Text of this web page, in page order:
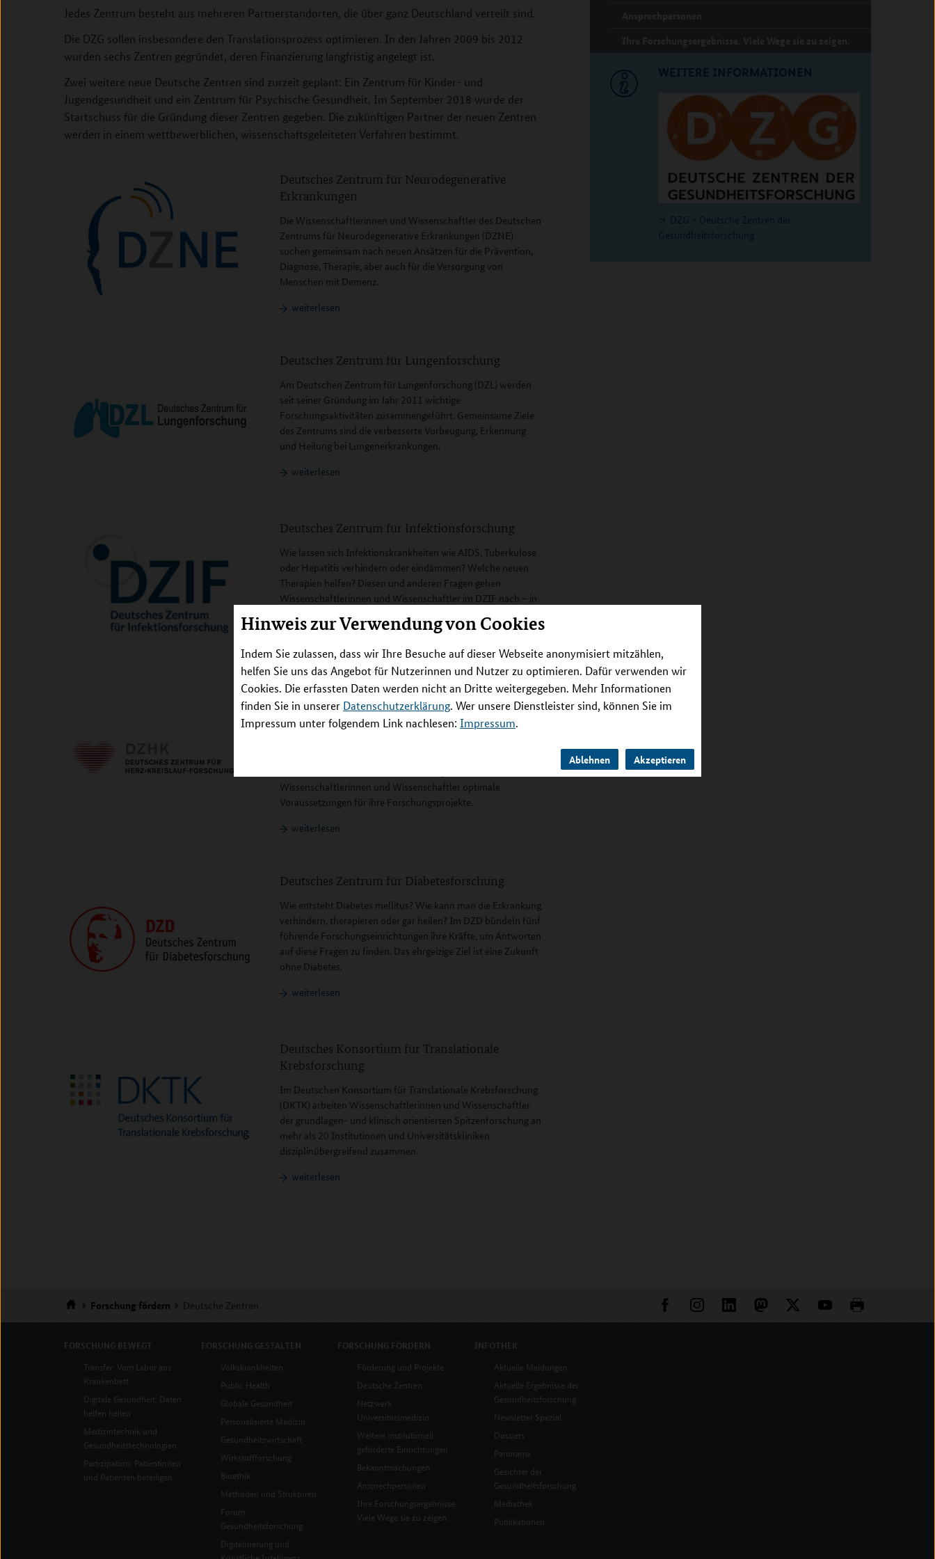
Hinweis zur Verwendung von Cookies
Indem Sie zulassen, dass wir Ihre Besuche auf dieser Webseite anonymisiert mitzählen,
helfen Sie uns das Angebot für Nutzerinnen und Nutzer zu optimieren. Dafür verwenden wir
Cookies. Die erfassten Daten werden nicht an Dritte weitergegeben. Mehr Informationen
finden Sie in unserer Datenschutzerklärung. Wer unsere Dienstleister sind, können Sie im
Impressum unter folgendem Link nachlesen: Impressum.
Ablehnen Akzeptieren
Jedes Zentrum besteht aus mehreren Partnerstandorten, die über ganz Deutschland verteilt sind.
Die DZG sollen insbesondere den Translationsprozess optimieren. In den Jahren 2009 bis 2012
wurden sechs Zentren gegründet, deren Finanzierung langfristig angelegt ist.
Zwei weitere neue Deutsche Zentren sind zurzeit geplant: Ein Zentrum für Kinder- und
Jugendgesundheit und ein Zentrum für Psychische Gesundheit. Im September 2018 wurde der
Startschuss für die Gründung dieser Zentren gegeben. Die zukünftigen Partner der neuen Zentren
werden in einem wettbewerblichen, wissenschaftsgeleiteten Verfahren bestimmt.
Deutsches Zentrum für Neurodegenerative
Erkrankungen
Die Wissenschaftlerinnen und Wissenschaftler des Deutschen
Zentrums für Neurodegenerative Erkrankungen (DZNE)
suchen gemeinsam nach neuen Ansätzen für die Prävention,
Diagnose, Therapie, aber auch für die Versorgung von
Menschen mit Demenz.
weiterlesen
Deutsches Zentrum für Lungenforschung
Am Deutschen Zentrum für Lungenforschung (DZL) werden
seit seiner Gründung im Jahr 2011 wichtige
Forschungsaktivitäten zusammengeführt. Gemeinsame Ziele
des Zentrums sind die verbesserte Vorbeugung, Erkennung
und Heilung bei Lungenerkrankungen.
weiterlesen
Deutsches Zentrum für Infektionsforschung
Wie lassen sich Infektionskrankheiten wie AIDS, Tuberkulose
oder Hepatitis verhindern oder eindämmen? Welche neuen
Therapien helfen? Diesen und anderen Fragen gehen
Wissenschaftlerinnen und Wissenschaftler im DZIF nach – in
Das Deutsche Zentrum für Herz-Kreislauf-
Forschung
Wissenschaftlerinnen und Wissenschaftler optimale
Voraussetzungen für ihre Forschungsprojekte.
weiterlesen
Deutsches Zentrum für Diabetesforschung
Wie entsteht Diabetes mellitus? Wie kann man die Erkrankung
verhindern, therapieren oder gar heilen? Im DZD bündeln fünf
führende Forschungseinrichtungen ihre Kräfte, um Antworten
auf diese Fragen zu finden. Das ehrgeizige Ziel ist eine Zukunft
ohne Diabetes.
weiterlesen
Deutsches Konsortium für Translationale
Krebsforschung
Im Deutschen Konsortium für Translationale Krebsforschung
(DKTK) arbeiten Wissenschaftlerinnen und Wissenschaftler
der grundlagen- und klinisch orientierten Spitzenforschung an
mehr als 20 Institutionen und Universitätskliniken
disziplinübergreifend zusammen.
weiterlesen
WEITERE INFORMATIONEN
DZG – Deutsche Zentren der
Gesundheitsforschung
Forschung fördern Deutsche Zentren
FORSCHUNG BEWEGT
Transfer: Vom Labor ans
Krankenbett
Digitale Gesundheit: Daten
helfen heilen
Medizintechnik und
Gesundheitstechnologien
Partizipation: Patientinnen
und Patienten beteiligen
FORSCHUNG GESTALTEN
Volkskrankheiten
Public Health
Globale Gesundheit
Personalisierte Medizin
Gesundheitswirtschaft
Wirkstoffforschung
Bioethik
Methoden und Strukturen
Forum
Gesundheitsforschung
Digitalisierung und
FORSCHUNG FÖRDERN
Förderung und Projekte
Deutsche Zentren
Netzwerk
Universitätsmedizin
Weitere institutionell
geförderte Einrichtungen
Bekanntmachungen
Ansprechpersonen
Ihre Forschungsergebnisse.
Viele Wege sie zu zeigen.
INFOTHEK
Aktuelle Meldungen
Aktuelle Ergebnisse der
Gesundheitsforschung
Newsletter Spezial
Dossiers
Panorama
Gesichter der
Gesundheitsforschung
Mediathek
Publikationen